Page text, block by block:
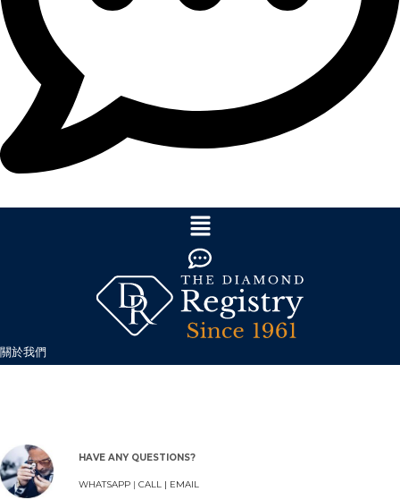
關於我們
HAVE ANY QUESTIONS?
WHATSAPP| CALL | EMAIL